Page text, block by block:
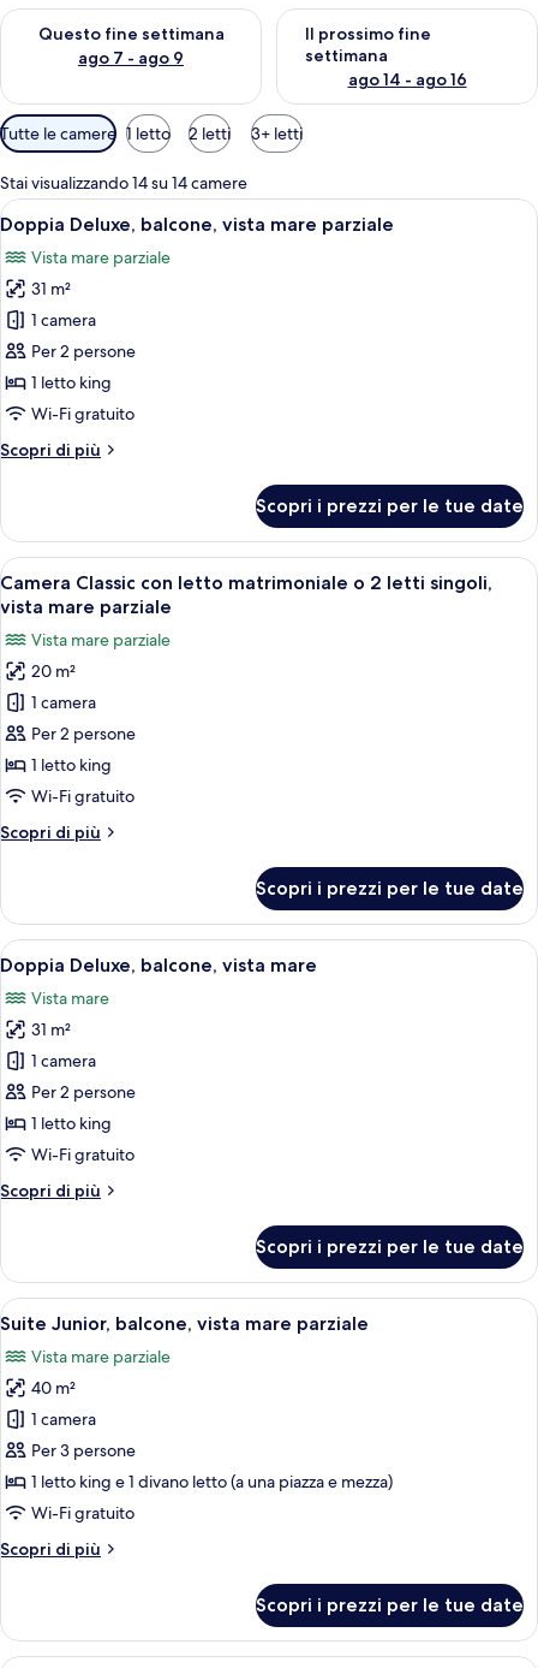
Questo fine settimana
ago 7 - ago 9
Verifica la disponibilità per questo fine settimana, ago 7 - ago
Il prossimo fine
settimana
ago 14 - ago 16
Verifica la disponibilità per il
Filtri
disponibili
per
le
camere
Tutte le camere 1 letto 2 letti 3+ letti
Stai visualizzando 14 su 14 camere
Apri
tutte
le
foto
per
Doppia
Deluxe,
balcone,
mare
Una camera da letto con un letto
7
Doppia Deluxe, balcone, vista mare parziale
Vista mare parziale
31 m²
1 camera
Per 2 persone
1 letto king
Wi-Fi gratuito
Scopri di più
Altri
Deluxe,
balcone,
vista
mare
Scopri i prezzi per le tue date
Apri
tutte
foto
per
Camera
Classic
con
letto
o
singoli,
vista
mare
parziale
Una camera d'albergo moderna con
5
Camera Classic con letto matrimoniale o 2 letti singoli,
vista mare parziale
Vista mare parziale
20 m²
1 camera
Per 2 persone
1 letto king
Wi-Fi gratuito
Scopri di più
Altri
Classic
con
letto
matrimoniale
o
2
letti
singoli,
vista
mare
parziale
Scopri i prezzi per le tue date
Apri
tutte
le
foto
per
Doppia
Deluxe,
balcone,
mare
Una camera d'albergo moderna con
9
Doppia Deluxe, balcone, vista mare
Vista mare
31 m²
1 camera
Per 2 persone
1 letto king
Wi-Fi gratuito
Scopri di più
Altri
Deluxe,
balcone,
vista
Scopri i prezzi per le tue date
Apri
tutte
le
foto
per
Suite
Junior,
balcone,
mare
Camera d'albergo moderna con un
9
Suite Junior, balcone, vista mare parziale
Vista mare parziale
40 m²
1 camera
Per 3 persone
1 letto king e 1 divano letto (a una piazza e mezza)
Wi-Fi gratuito
Scopri di più
Altri
Junior,
balcone,
Scopri i prezzi per le tue date